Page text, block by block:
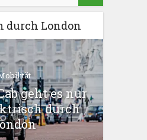
durch London
geht es nur
durch